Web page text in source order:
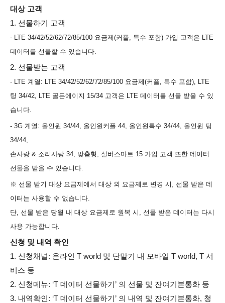
대상 고객
1. 선물하기 고객
- LTE 34/42/52/62/72/85/100 요금제(커플, 특수 포함) 가입 고객은 LTE
데이터를 선물할 수 있습니다.
2. 선물받는 고객
- LTE 계열: LTE 34/42/52/62/72/85/100 요금제(커플, 특수 포함), LTE
팅 34/42, LTE 골든에이지 15/34 고객은 LTE 데이터를 선물 받을 수 있
습니다.
- 3G 계열: 올인원 34/44, 올인원커플 44, 올인원특수 34/44, 올인원 팅
34/44,
손사랑 & 소리사랑 34, 맞춤형, 실버스마트 15 가입 고객 또한 데이터
선물을 받을 수 있습니다.
※ 선물 받기 대상 요금제에서 대상 외 요금제로 변경 시, 선물 받은 데
이터는 사용할 수 없습니다.
단, 선물 받은 당월 내 대상 요금제로 원복 시, 선물 받은 데이터는 다시
사용 가능합니다.
신청 및 내역 확인
1. 신청채널: 온라인 T world 및 단말기 내 모바일 T world, T 서
비스 등
2. 신청메뉴: ‘T 데이터 선물하기’ 의 선물 및 잔여기본통화 등
3. 내역확인: ‘T 데이터 선물하기’ 의 내역 및 잔여기본통화, 청